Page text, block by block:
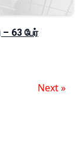
– 63 பேர்
Next »